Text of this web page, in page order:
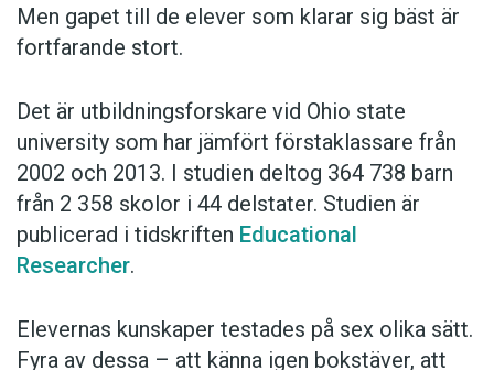
Men gapet till de elever som klarar sig bäst är
fortfarande stort.
Det är utbildningsforskare vid Ohio state
university som har jämfört förstaklassare från
2002 och 2013. I studien deltog 364 738 barn
från 2 358 skolor i 44 delstater. Studien är
publicerad i tidskriften Educational
Researcher.
Elevernas kunskaper testades på sex olika sätt.
Fyra av dessa – att känna igen bokstäver, att